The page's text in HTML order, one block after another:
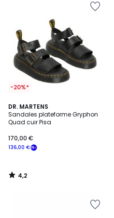
-20%*
DR. MARTENS
Sandales plateforme Gryphon
Quad cuir Pisa
136,00 €
170,00 €
4,2
/ 5
4,2
/